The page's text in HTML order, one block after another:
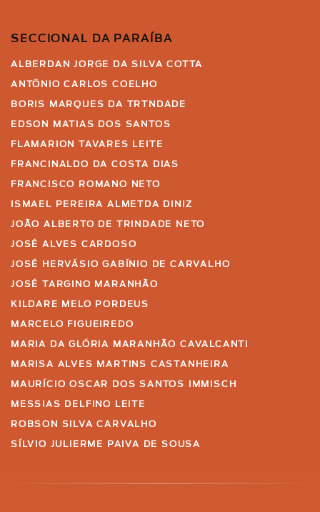
SECCIONAL DA PARAÍBA
ALBERDAN JORGE DA SILVA COTTA
ANTÔNIO CARLOS COELHO
BORIS MARQUES DA TRTNDADE
EDSON MATIAS DOS SANTOS
FLAMARION TAVARES LEITE
FRANCINALDO DA COSTA DIAS
FRANCISCO ROMANO NETO
ISMAEL PEREIRA ALMETDA DINIZ
JOÃO ALBERTO DE TRINDADE NETO
JOSÉ ALVES CARDOSO
JOSÉ HERVÁSIO GABÍNIO DE CARVALHO
JOSÉ TARGINO MARANHÃO
KILDARE MELO PORDEUS
MARCELO FIGUEIREDO
MARIA DA GLÓRIA MARANHÃO CAVALCANTI
MARISA ALVES MARTINS CASTANHEIRA
MAURÍCIO OSCAR DOS SANTOS IMMISCH
MESSIAS DELFINO LEITE
ROBSON SILVA CARVALHO
SÍLVIO JULIERME PAIVA DE SOUSA